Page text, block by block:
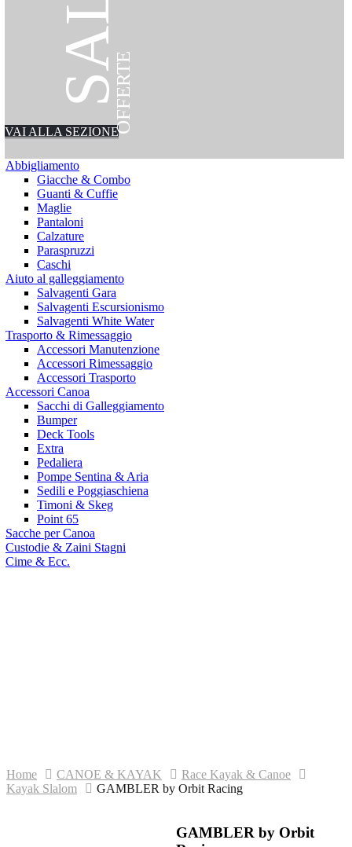
OFFERTE
VAI ALLA SEZIONE
Abbigliamento
Giacche & Combo
Guanti & Cuffie
Maglie
Pantaloni
Calzature
Paraspruzzi
Caschi
Aiuto al galleggiamento
Salvagenti Gara
Salvagenti Escursionismo
Salvagenti White Water
Trasporto & Rimessaggio
Accessori Manutenzione
Accessori Rimessaggio
Accessori Trasporto
Accessori Canoa
Sacchi di Galleggiamento
Bumper
Deck Tools
Extra
Pedaliera
Pompe Sentina & Aria
Sedili e Poggiaschiena
Timoni & Skeg
Point 65
Sacche per Canoa
Custodie & Zaini Stagni
Cime & Ecc.
Home CANOE & KAYAK
Race Kayak & Canoe
Kayak Slalom
GAMBLER by Orbit Racing
GAMBLER by Orbit